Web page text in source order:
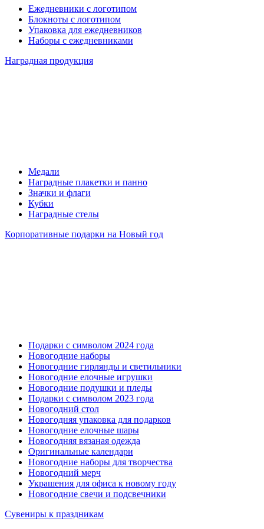
Ежедневники с логотипом
Блокноты с логотипом
Упаковка для ежедневников
Наборы с ежедневниками
Наградная продукция
Медали
Наградные плакетки и панно
Значки и флаги
Кубки
Наградные стелы
Корпоративные подарки на Новый год
Подарки с символом 2024 года
Новогодние наборы
Новогодние гирлянды и светильники
Новогодние елочные игрушки
Новогодние подушки и пледы
Подарки с символом 2023 года
Новогодний стол
Новогодняя упаковка для подарков
Новогодние елочные шары
Новогодняя вязаная одежда
Оригинальные календари
Новогодние наборы для творчества
Новогодний мерч
Украшения для офиса к новому году
Новогодние свечи и подсвечники
Сувениры к праздникам